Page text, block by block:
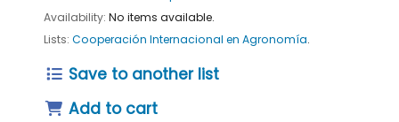
Availability: No items available.
Lists: Cooperación Internacional en Agronomía.
Save to another list
Add to cart